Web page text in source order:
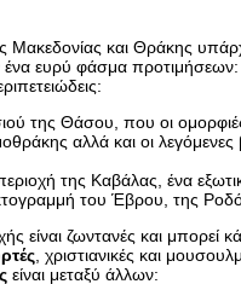
Μακεδονίας και Θράκης
ευρύ φάσμα προτιμήσεων:
της Θάσου, που οι ομορφιές
αλλά και οι
της Καβάλας, ένα
του Έβρου, της
είναι ζωντανές και μπορεί
, χριστιανικές και
είναι μεταξύ άλλων: